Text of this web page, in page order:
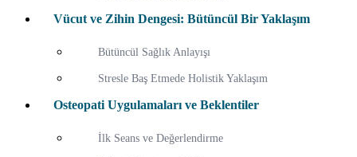
Vücut ve Zihin Dengesi: Bütüncül Bir Yaklaşım
Bütüncül Sağlık Anlayışı
Stresle Baş Etmede Holistik Yaklaşım
Osteopati Uygulamaları ve Beklentiler
İlk Seans ve Değerlendirme